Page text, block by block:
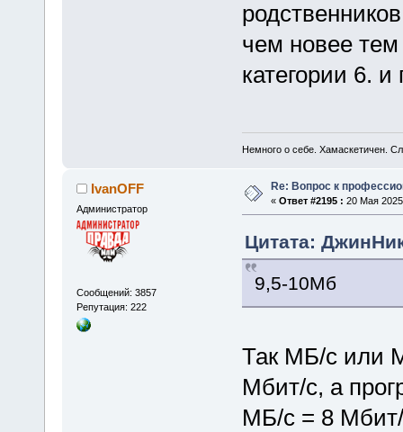
чем новее
категории 6.
Немного о себе. Хамаскетичен.
IvanOFF
Администратор
Сообщений: 3857
Репутация: 222
Re: Вопрос к
« Ответ #2195 : 20 Мая
Цитата:
9,5-10Мб
Так МБ/с или
Мбит/с, а
МБ/с = 8